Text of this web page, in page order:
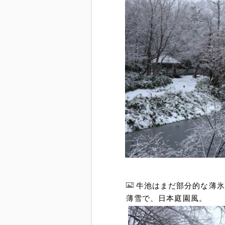
牛池はまだ部分的な薄
薄雪で、日本庭園風。